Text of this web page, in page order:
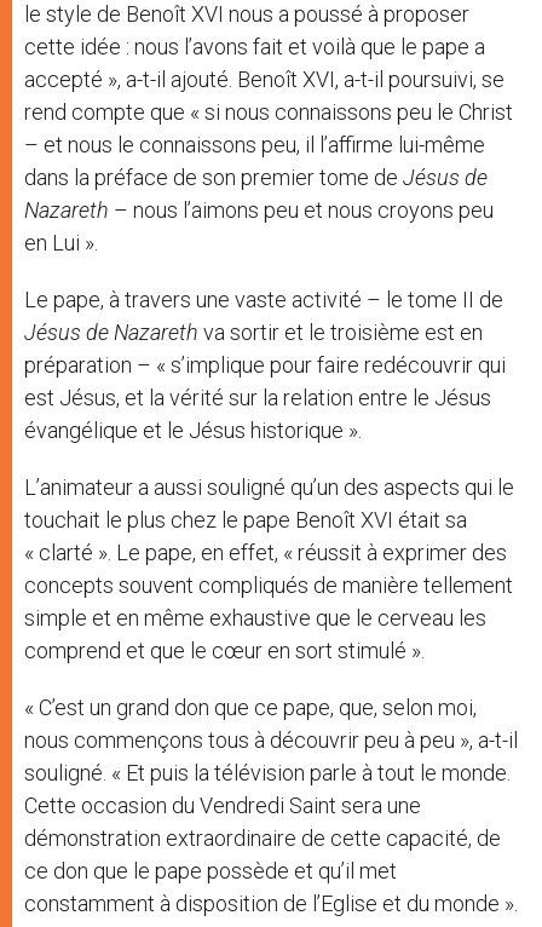
le style de Benoît XVI nous a poussé à proposer
cette idée : nous l’avons fait et voilà que le pape a
accepté », a-t-il ajouté. Benoît XVI, a-t-il poursuivi, se
rend compte que « si nous connaissons peu le Christ
– et nous le connaissons peu, il l’affirme lui-même
dans la préface de son premier tome de Jésus de
Nazareth – nous l’aimons peu et nous croyons peu
en Lui ».
Le pape, à travers une vaste activité – le tome II de
Jésus de Nazareth va sortir et le troisième est en
préparation – « s’implique pour faire redécouvrir qui
est Jésus, et la vérité sur la relation entre le Jésus
évangélique et le Jésus historique ».
L’animateur a aussi souligné qu’un des aspects qui le
touchait le plus chez le pape Benoît XVI était sa
« clarté ». Le pape, en effet, « réussit à exprimer des
concepts souvent compliqués de manière tellement
simple et en même exhaustive que le cerveau les
comprend et que le cœur en sort stimulé ».
« C’est un grand don que ce pape, que, selon moi,
nous commençons tous à découvrir peu à peu », a-t-il
souligné. « Et puis la télévision parle à tout le monde.
Cette occasion du Vendredi Saint sera une
démonstration extraordinaire de cette capacité, de
ce don que le pape possède et qu’il met
constamment à disposition de l’Eglise et du monde ».